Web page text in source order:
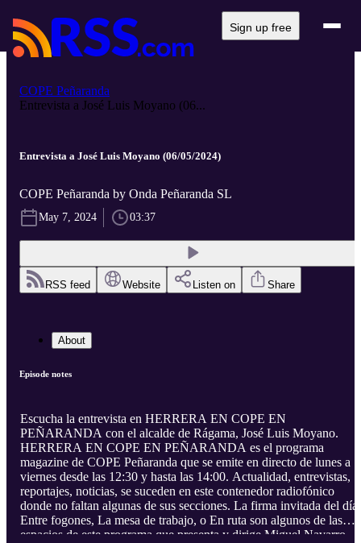
Sign up free
COPE Peñaranda
Entrevista a José Luis Moyano (06...
Entrevista a José Luis Moyano (06/05/2024)
COPE Peñaranda by Onda Peñaranda SL
May 7, 2024 03:37
RSS feed Website Listen on Share
About
Episode notes
Escucha la entrevista en HERRERA EN COPE EN
PEÑARANDA con el alcalde de Rágama, José Luis Moyano.
HERRERA EN COPE EN PEÑARANDA es el programa
magazine de COPE Peñaranda que se emite en directo de lunes a
viernes desde las 12:30 y hasta las 14:00. Actualidad, entrevistas,
reportajes, noticias, se suceden en este contenedor radiofónico
donde no faltan algunas de sus secciones. La firma invitada del día,
Entre fogones, La mesa de trabajo, o En ruta son algunos de las
espacios de este programa que presenta y dirige Miguel Navarro.